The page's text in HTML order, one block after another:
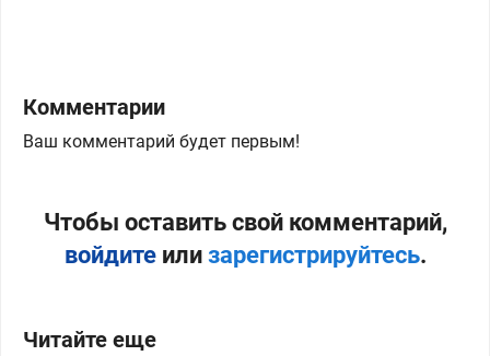
Комментарии
Ваш комментарий будет первым!
Чтобы оставить свой комментарий,
войдитеили зарегистрируйтесь.
Читайте еще